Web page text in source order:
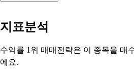
지표분석
수익률 1위 매매전략은 이 종목을 매
에요.